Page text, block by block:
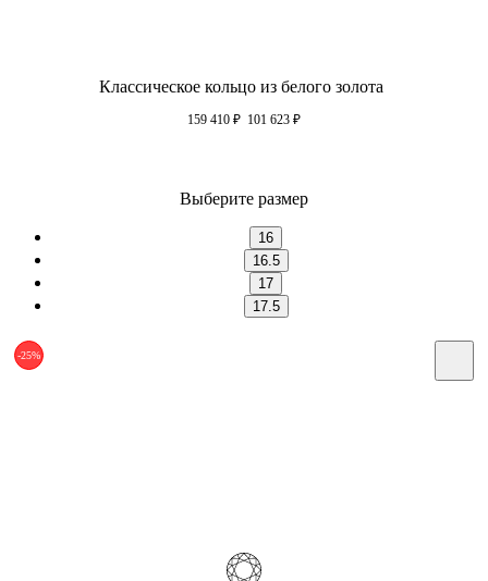
Классическое кольцо из белого золота
159 410 ₽ 101 623 ₽
Выберите размер
16
16.5
17
17.5
-25%